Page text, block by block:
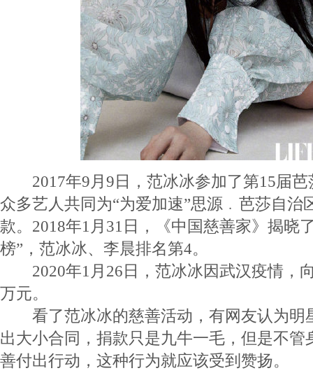
2017年9月9日，范冰冰参加了第15届芭
众多艺人共同为“为爱加速”思源﹒芭莎自治
款。2018年1月31日，《中国慈善家》揭晓
榜”，范冰冰、李晨排名第4。
2020年1月26日，范冰冰因武汉疫情，
万元。
看了范冰冰的慈善活动，有网友认为明
出大小合同，捐款只是九牛一毛，但是不管
善付出行动，这种行为就应该受到赞扬。